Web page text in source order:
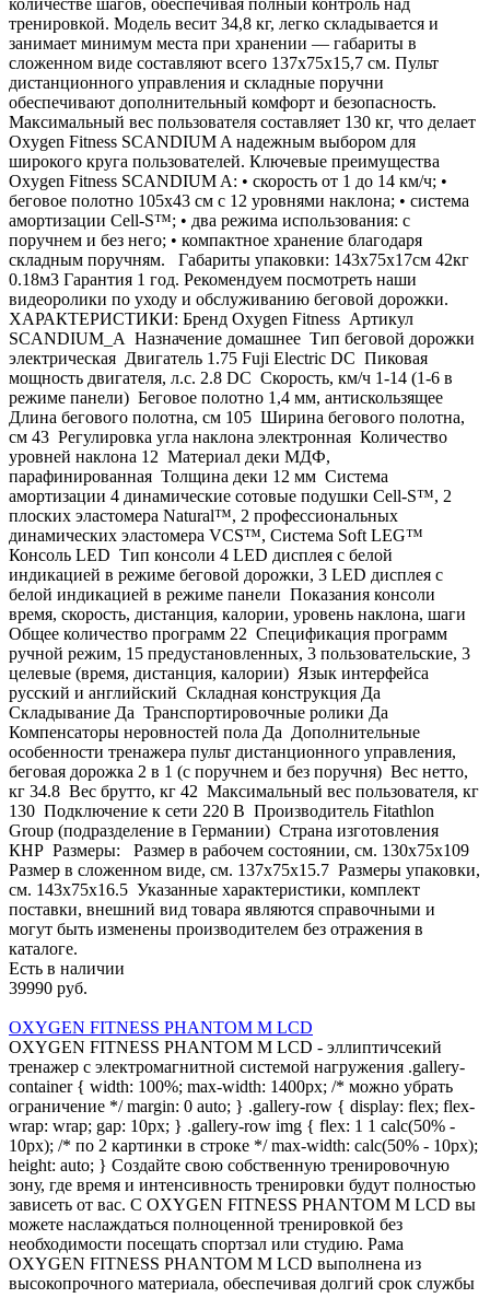
количестве шагов, обеспечивая полный контроль над
тренировкой. Модель весит 34,8 кг, легко складывается и
занимает минимум места при хранении — габариты в
сложенном виде составляют всего 137х75х15,7 см. Пульт
дистанционного управления и складные поручни
обеспечивают дополнительный комфорт и безопасность.
Максимальный вес пользователя составляет 130 кг, что делает
Oxygen Fitness SCANDIUM A надежным выбором для
широкого круга пользователей. Ключевые преимущества
Oxygen Fitness SCANDIUM A: • скорость от 1 до 14 км/ч; •
беговое полотно 105х43 см с 12 уровнями наклона; • система
амортизации Cell-S™; • два режима использования: с
поручнем и без него; • компактное хранение благодаря
складным поручням. Габариты упаковки: 143х75х17см 42кг
0.18м3 Гарантия 1 год. Рекомендуем посмотреть наши
видеоролики по уходу и обслуживанию беговой дорожки.
ХАРАКТЕРИСТИКИ: Бренд Oxygen Fitness Артикул
SCANDIUM_A Назначение домашнее Тип беговой дорожки
электрическая Двигатель 1.75 Fuji Electric DC Пиковая
мощность двигателя, л.с. 2.8 DC Скорость, км/ч 1-14 (1-6 в
режиме панели) Беговое полотно 1,4 мм, антискользящее
Длина бегового полотна, см 105 Ширина бегового полотна,
см 43 Регулировка угла наклона электронная Количество
уровней наклона 12 Материал деки МДФ,
парафинированная Толщина деки 12 мм Система
амортизации 4 динамические сотовые подушки Cell-S™, 2
плоских эластомера Natural™, 2 профессиональных
динамических эластомера VCS™, Система Soft LEG™
Консоль LED Тип консоли 4 LED дисплея с белой
индикацией в режиме беговой дорожки, 3 LED дисплея с
белой индикацией в режиме панели Показания консоли
время, скорость, дистанция, калории, уровень наклона, шаги
Общее количество программ 22 Спецификация программ
ручной режим, 15 предустановленных, 3 пользовательские, 3
целевые (время, дистанция, калории) Язык интерфейса
русский и английский Складная конструкция Да
Складывание Да Транспортировочные ролики Да
Компенсаторы неровностей пола Да Дополнительные
особенности тренажера пульт дистанционного управления,
беговая дорожка 2 в 1 (с поручнем и без поручня) Вес нетто,
кг 34.8 Вес брутто, кг 42 Максимальный вес пользователя, кг
130 Подключение к сети 220 В Производитель Fitathlon
Group (подразделение в Германии) Страна изготовления
КНР Размеры: Размер в рабочем состоянии, см. 130х75x109
Размер в сложенном виде, см. 137х75x15.7 Размеры упаковки,
см. 143х75x16.5 Указанные характеристики, комплект
поставки, внешний вид товара являются справочными и
могут быть изменены производителем без отражения в
каталоге.
Есть в наличии
39990 руб.
OXYGEN FITNESS PHANTOM M LCD
OXYGEN FITNESS PHANTOM M LCD - эллиптичсекий
тренажер с электромагнитной системой нагружения .gallery-
container { width: 100%; max-width: 1400px; /* можно убрать
ограничение */ margin: 0 auto; } .gallery-row { display: flex; flex-
wrap: wrap; gap: 10px; } .gallery-row img { flex: 1 1 calc(50% -
10px); /* по 2 картинки в строке */ max-width: calc(50% - 10px);
height: auto; } Создайте свою собственную тренировочную
зону, где время и интенсивность тренировки будут полностью
зависеть от вас. С OXYGEN FITNESS PHANTOM M LCD вы
можете наслаждаться полноценной тренировкой без
необходимости посещать спортзал или студию. Рама
OXYGEN FITNESS PHANTOM M LCD выполнена из
высокопрочного материала, обеспечивая долгий срок службы